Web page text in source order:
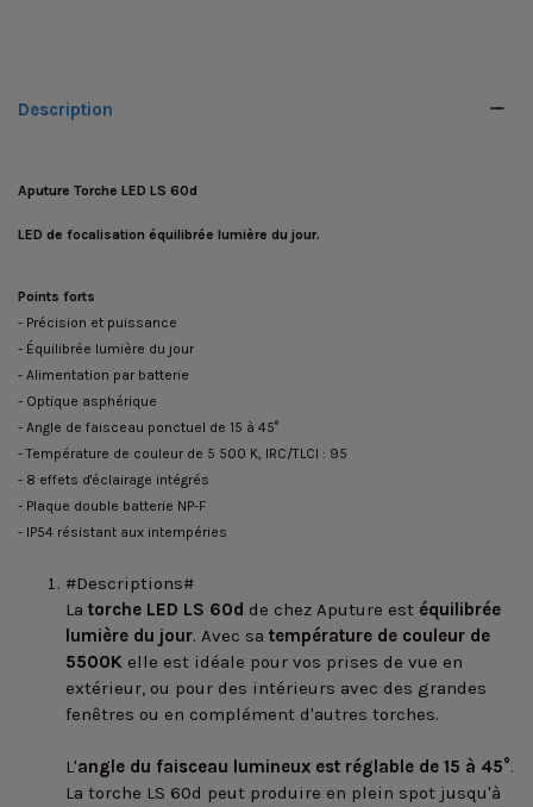
Description
Aputure Torche LED LS 60d
LED de focalisation équilibrée lumière du jour.
Points forts
- Précision et puissance
- Équilibrée lumière du jour
- Alimentation par batterie
- Optique asphérique
- Angle de faisceau ponctuel de 15 à 45°
- Température de couleur de 5 500 K, IRC/TLCI : 95
- 8 effets d'éclairage intégrés
- Plaque double batterie NP-F
- IP54 résistant aux intempéries
#Descriptions#
La torche LED LS 60d de chez Aputure est équilibrée
lumière du jour. Avec sa température de couleur de
5500K elle est idéale pour vos prises de vue en
extérieur, ou pour des intérieurs avec des grandes
fenêtres ou en complément d'autres torches.
L'angle du faisceau lumineux est réglable de 15 à 45°.
La torche LS 60d peut produire en plein spot jusqu'à